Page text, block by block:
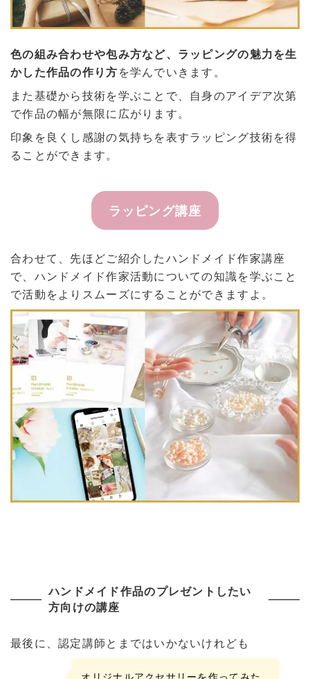
色の組み合わせや包み方など、ラッピングの魅力を生
かした作品の作り方 を学んでいきます。
また基礎から技術を学ぶことで、自身のアイデア次第
で作品の幅が無限に広がります。
印象を良くし感謝の気持ちを表すラッピング技術を得
ることができます。
ラッピング講座
合わせて、先ほどご紹介したハンドメイド作家講座
で、ハンドメイド作家活動についての知識を学ぶこと
で活動をよりスムーズにすることができますよ。
ハンドメイド作品のプレゼントしたい
方向けの講座
最後に、認定講師とまではいかないけれども
オリジナルアクセサリーを作ってみた